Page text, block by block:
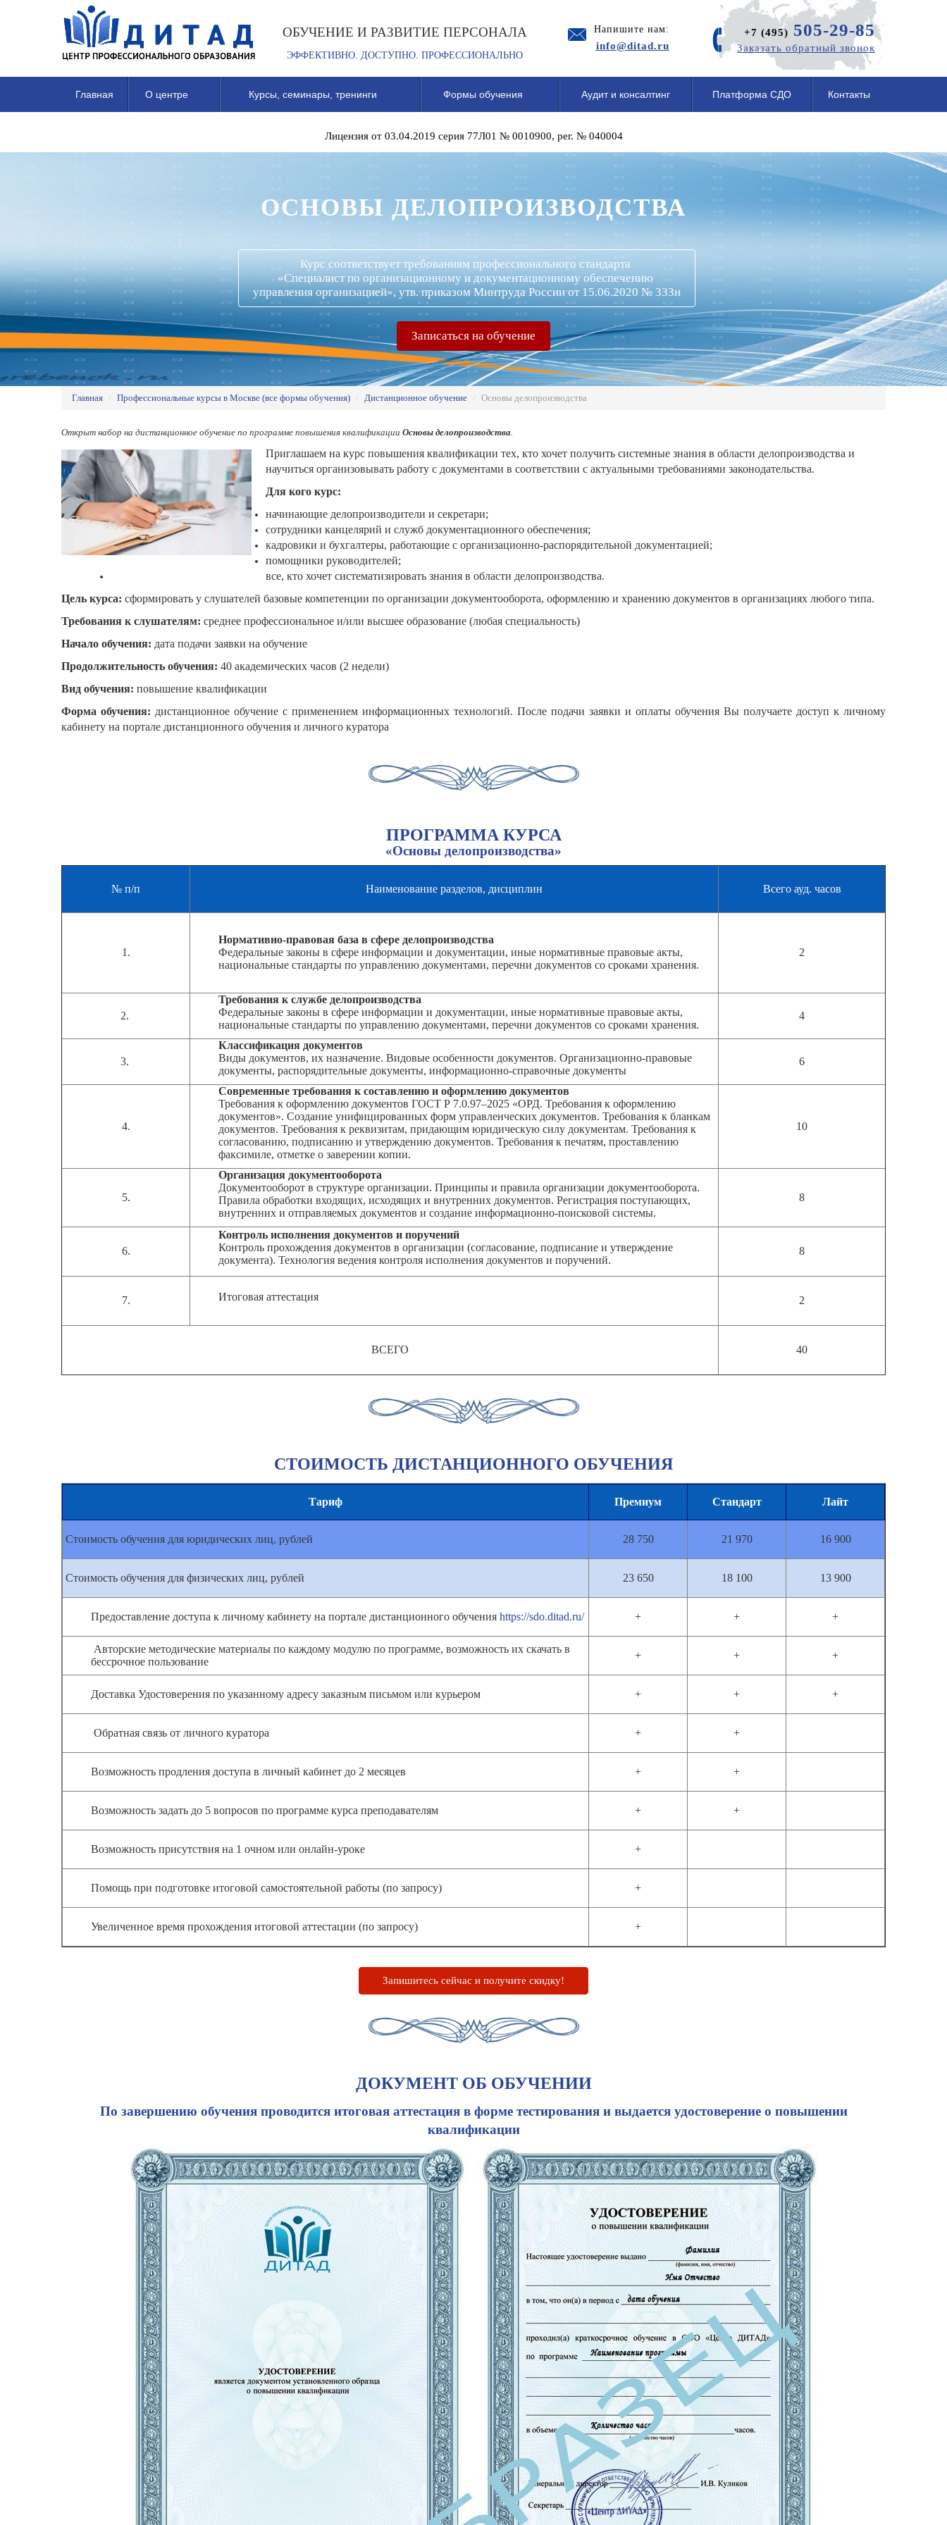
ОБУЧЕНИЕ И РАЗВИТИЕ ПЕРСОНАЛА
ЭФФЕКТИВНО. ДОСТУПНО. ПРОФЕССИОНАЛЬНО
Напишите нам:
info@ditad.ru
+7 (495) 505-29-85
Заказать обратный звонок
Главная О центре Курсы, семинары, тренинги Формы обучения Аудит и консалтинг Платформа СДО Контакты
Лицензия от 03.04.2019 серия 77Л01 № 0010900, рег. № 040004
ОСНОВЫ ДЕЛОПРОИЗВОДСТВА
Курс соответствует требованиям профессионального стандарта
«Специалист по организационному и документационному обеспечению
управления организацией», утв. приказом Минтруда России от 15.06.2020 № 333н
Записаться на обучение
Главная / Профессиональные курсы в Москве (все формы обучения) / Дистанционное обучение / Основы делопроизводства
Открыт набор на дистанционное обучение по программе повышения квалификации Основы делопроизводства.
Приглашаем на курс повышения квалификации тех, кто хочет получить системные знания в области делопроизводства и
научиться организовывать работу с документами в соответствии с актуальными требованиями законодательства.
Для кого курс:
начинающие делопроизводители и секретари;
сотрудники канцелярий и служб документационного обеспечения;
кадровики и бухгалтеры, работающие с организационно‑распорядительной документацией;
помощники руководителей;
все, кто хочет систематизировать знания в области делопроизводства.
Цель курса: сформировать у слушателей базовые компетенции по организации документооборота, оформлению и хранению документов в организациях любого типа.
Требования к слушателям: среднее профессиональное и/или высшее образование (любая специальность)
Начало обучения: дата подачи заявки на обучение
Продолжительность обучения: 40 академических часов (2 недели)
Вид обучения: повышение квалификации
Форма обучения: дистанционное обучение с применением информационных технологий. После подачи заявки и оплаты обучения Вы получаете доступ к личному
кабинету на портале дистанционного обучения и личного куратора
ПРОГРАММА КУРСА
«Основы делопроизводства»
№ п/п Наименование разделов, дисциплин Всего ауд. часов
1.
Нормативно-правовая база в сфере делопроизводства
Федеральные законы в сфере информации и документации, иные нормативные правовые акты,
национальные стандарты по управлению документами, перечни документов со сроками хранения.
2
2.
Требования к службе делопроизводства
Федеральные законы в сфере информации и документации, иные нормативные правовые акты,
национальные стандарты по управлению документами, перечни документов со сроками хранения.
4
3.
Классификация документов
Виды документов, их назначение. Видовые особенности документов. Организационно-правовые
документы, распорядительные документы, информационно-справочные документы
6
4.
Современные требования к составлению и оформлению документов
Требования к оформлению документов ГОСТ Р 7.0.97–2025 «ОРД. Требования к оформлению
документов». Создание унифицированных форм управленческих документов. Требования к бланкам
документов. Требования к реквизитам, придающим юридическую силу документам. Требования к
согласованию, подписанию и утверждению документов. Требования к печатям, проставлению
факсимиле, отметке о заверении копии.
10
5.
Организация документооборота
Документооборот в структуре организации. Принципы и правила организации документооборота.
Правила обработки входящих, исходящих и внутренних документов. Регистрация поступающих,
внутренних и отправляемых документов и создание информационно-поисковой системы.
8
6.
Контроль исполнения документов и поручений
Контроль прохождения документов в организации (согласование, подписание и утверждение
документа). Технология ведения контроля исполнения документов и поручений.
8
7. Итоговая аттестация 2
ВСЕГО 40
СТОИМОСТЬ ДИСТАНЦИОННОГО ОБУЧЕНИЯ
Тариф Премиум Стандарт Лайт
Стоимость обучения для юридических лиц, рублей 28 750 21 970 16 900
Стоимость обучения для физических лиц, рублей 23 650 18 100 13 900
Предоставление доступа к личному кабинету на портале дистанционного обучения https://sdo.ditad.ru/ + + +
Авторские методические материалы по каждому модулю по программе, возможность их скачать в
бессрочное пользование
+ + +
Доставка Удостоверения по указанному адресу заказным письмом или курьером + + +
Обратная связь от личного куратора + +
Возможность продления доступа в личный кабинет до 2 месяцев + +
Возможность задать до 5 вопросов по программе курса преподавателям + +
Возможность присутствия на 1 очном или онлайн-уроке +
Помощь при подготовке итоговой самостоятельной работы (по запросу) +
Увеличенное время прохождения итоговой аттестации (по запросу) +
Запишитесь сейчас и получите скидку!
ДОКУМЕНТ ОБ ОБУЧЕНИИ
По завершению обучения проводится итоговая аттестация в форме тестирования и выдается удостоверение о повышении
квалификации